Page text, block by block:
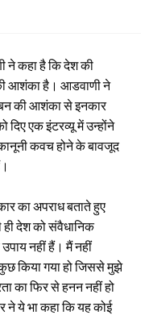
ने कहा है कि देश की
आशंका है। आडवाणी ने
की आशंका से इनकार
एक इंटरव्यू में उन्होंने
कवच होने के बावजूद
का अपराध बताते हुए
देश को संवैधानिक
उपाय नहीं हैं। मैं नहीं
किया गया हो जिससे मुझे
का फिर से हनन नहीं हो
ने ये भा कहा कि यह कोई